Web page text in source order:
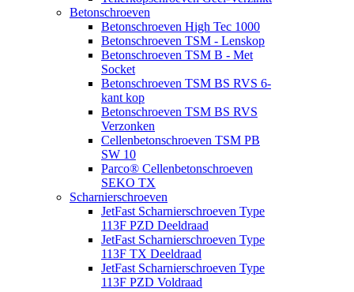
Betonschroeven
Betonschroeven High Tec 1000
Betonschroeven TSM - Lenskop
Betonschroeven TSM B - Met
Socket
Betonschroeven TSM BS RVS 6-
kant kop
Betonschroeven TSM BS RVS
Verzonken
Cellenbetonschroeven TSM PB
SW 10
Parco® Cellenbetonschroeven
SEKO TX
Scharnierschroeven
JetFast Scharnierschroeven Type
113F PZD Deeldraad
JetFast Scharnierschroeven Type
113F TX Deeldraad
JetFast Scharnierschroeven Type
113F PZD Voldraad